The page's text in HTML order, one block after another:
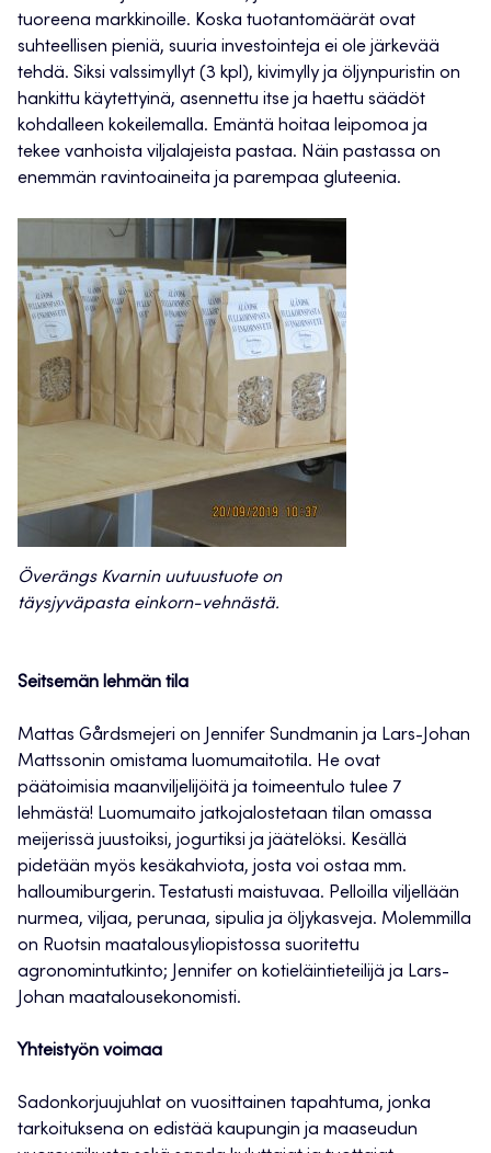
tuoreena markkinoille. Koska tuotantomäärät ovat
suhteellisen pieniä, suuria investointeja ei ole järkevää
tehdä. Siksi valssimyllyt (3 kpl), kivimylly ja öljynpuristin on
hankittu käytettyinä, asennettu itse ja haettu säädöt
kohdalleen kokeilemalla. Emäntä hoitaa leipomoa ja
tekee vanhoista viljalajeista pastaa. Näin pastassa on
enemmän ravintoaineita ja parempaa gluteenia.
Överängs Kvarnin uutuustuote on
täysjyväpasta einkorn-vehnästä.
Seitsemän lehmän tila
Mattas Gårdsmejeri on Jennifer Sundmanin ja Lars-Johan
Mattssonin omistama luomumaitotila. He ovat
päätoimisia maanviljelijöitä ja toimeentulo tulee 7
lehmästä! Luomumaito jatkojalostetaan tilan omassa
meijerissä juustoiksi, jogurtiksi ja jäätelöksi. Kesällä
pidetään myös kesäkahviota, josta voi ostaa mm.
halloumiburgerin. Testatusti maistuvaa. Pelloilla viljellään
nurmea, viljaa, perunaa, sipulia ja öljykasveja. Molemmilla
on Ruotsin maatalousyliopistossa suoritettu
agronomintutkinto; Jennifer on kotieläintieteilijä ja Lars-
Johan maatalousekonomisti.
Yhteistyön voimaa
Sadonkorjuujuhlat on vuosittainen tapahtuma, jonka
tarkoituksena on edistää kaupungin ja maaseudun